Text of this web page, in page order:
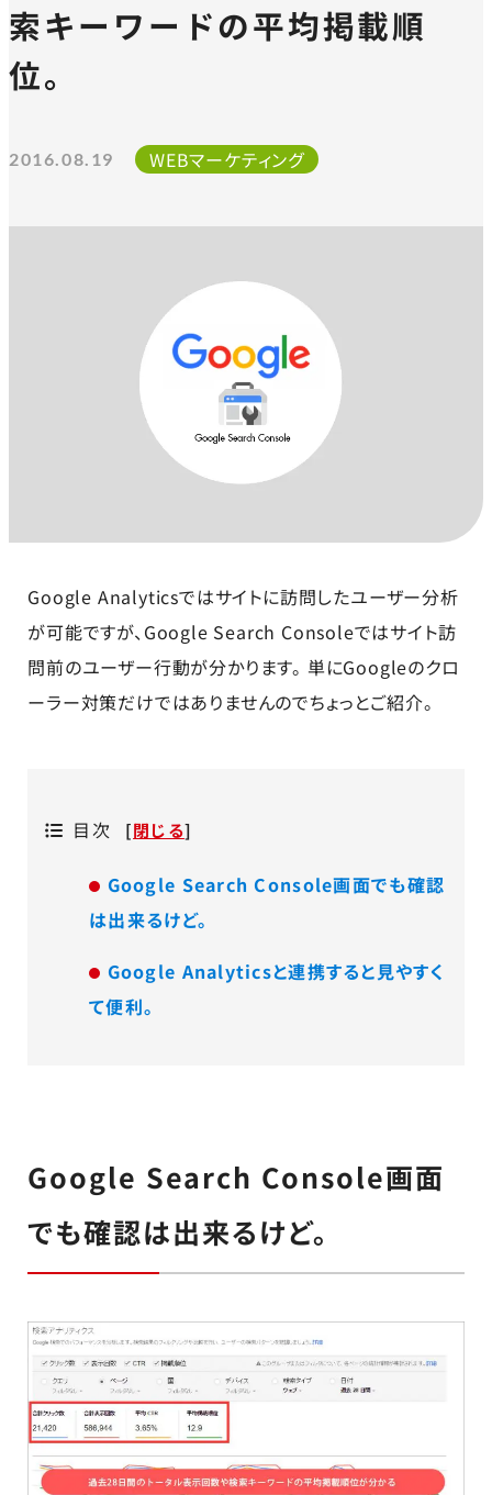
索キーワードの平均掲載順
位。
2016.08.19 WEBマーケティング
Google Analyticsではサイトに訪問したユーザー分析
が可能ですが、Google Search Consoleではサイト訪
問前のユーザー行動が分かります。 単にGoogleのクロ
ーラー対策だけではありませんのでちょっとご紹介。
目次 [閉じる]
Google Search Console画面でも確認
は出来るけど。
Google Analyticsと連携すると見やすく
て便利。
Google Search Console画面
でも確認は出来るけど。